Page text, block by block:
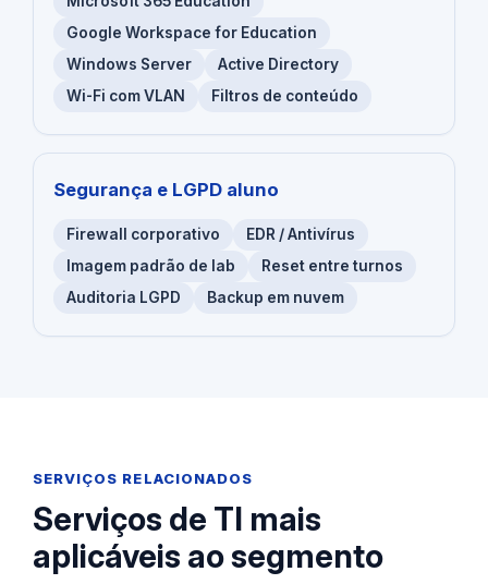
Google Workspace for Education
Windows Server
Active Directory
Wi-Fi com VLAN
Filtros de conteúdo
Segurança e LGPD aluno
Firewall corporativo
EDR / Antivírus
Imagem padrão de lab
Reset entre turnos
Auditoria LGPD
Backup em nuvem
SERVIÇOS RELACIONADOS
Serviços de TI mais
aplicáveis ao segmento